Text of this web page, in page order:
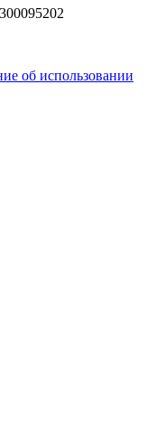
об использовании